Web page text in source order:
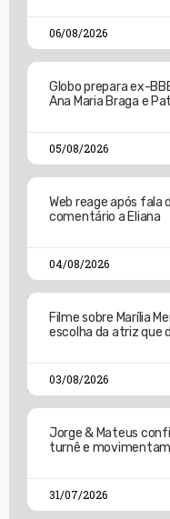
06/08/2026
Globo prepara ex-
Ana Maria Braga e
05/08/2026
Web reage após fala
comentário a Eliana
04/08/2026
Filme sobre Marília
escolha da atriz que
03/08/2026
Jorge & Mateus
turnê e
31/07/2026